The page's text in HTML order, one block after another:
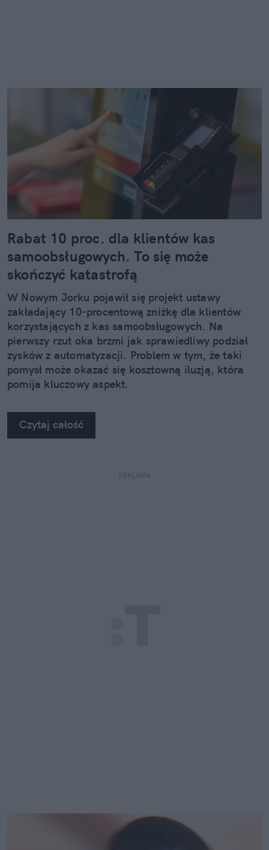
Rabat 10 proc. dla klientów kas
samoobsługowych. To się może
skończyć katastrofą
W Nowym Jorku pojawił się projekt ustawy
zakładający 10-procentową zniżkę dla klientów
korzystających z kas samoobsługowych. Na
pierwszy rzut oka brzmi jak sprawiedliwy podział
zysków z automatyzacji. Problem w tym, że taki
pomysł może okazać się kosztowną iluzją, która
pomija kluczowy aspekt.
Czytaj całość
REKLAMA